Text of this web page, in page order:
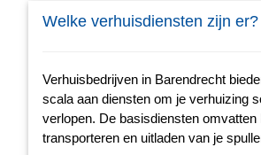
Welke verhuisdiensten zijn er?
Verhuisbedrijven in Barendrecht
scala aan diensten om je verhuizing
verlopen. De basisdiensten omvatten
transporteren en uitladen van je